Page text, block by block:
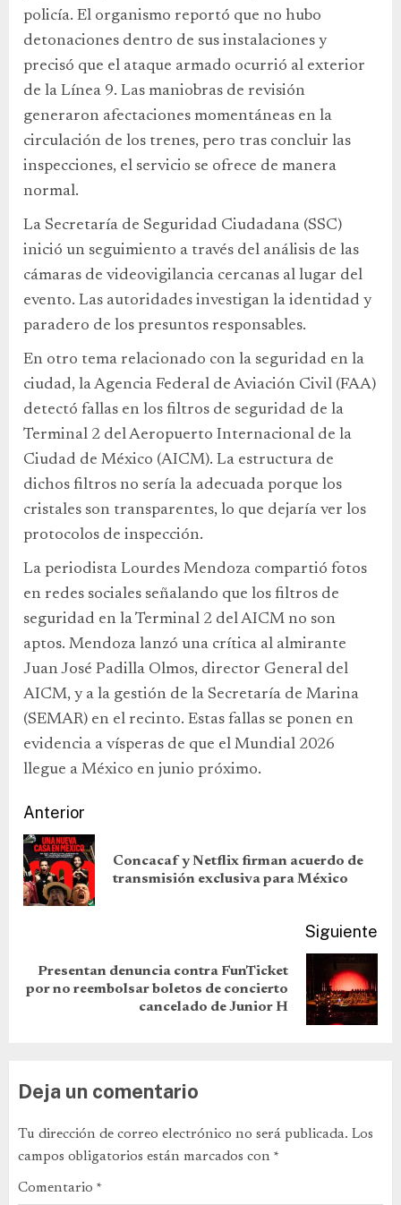
policía. El organismo reportó que no hubo
detonaciones dentro de sus instalaciones y
precisó que el ataque armado ocurrió al exterior
de la Línea 9. Las maniobras de revisión
generaron afectaciones momentáneas en la
circulación de los trenes, pero tras concluir las
inspecciones, el servicio se ofrece de manera
normal.
La Secretaría de Seguridad Ciudadana (SSC)
inició un seguimiento a través del análisis de las
cámaras de videovigilancia cercanas al lugar del
evento. Las autoridades investigan la identidad y
paradero de los presuntos responsables.
En otro tema relacionado con la seguridad en la
ciudad, la Agencia Federal de Aviación Civil (FAA)
detectó fallas en los filtros de seguridad de la
Terminal 2 del Aeropuerto Internacional de la
Ciudad de México (AICM). La estructura de
dichos filtros no sería la adecuada porque los
cristales son transparentes, lo que dejaría ver los
protocolos de inspección.
La periodista Lourdes Mendoza compartió fotos
en redes sociales señalando que los filtros de
seguridad en la Terminal 2 del AICM no son
aptos. Mendoza lanzó una crítica al almirante
Juan José Padilla Olmos, director General del
AICM, y a la gestión de la Secretaría de Marina
(SEMAR) en el recinto. Estas fallas se ponen en
evidencia a vísperas de que el Mundial 2026
llegue a México en junio próximo.
Anterior
Concacaf y Netflix firman acuerdo de
transmisión exclusiva para México
Siguiente
Presentan denuncia contra FunTicket
por no reembolsar boletos de concierto
cancelado de Junior H
Deja un comentario
Tu dirección de correo electrónico no será publicada. Los
campos obligatorios están marcados con *
Comentario *